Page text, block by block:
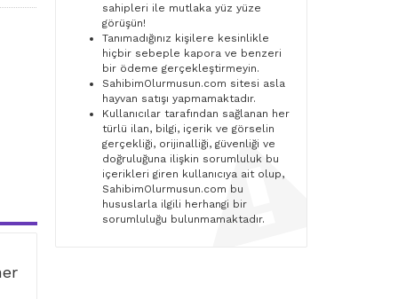
sahipleri ile mutlaka yüz yüze
görüşün!
Tanımadığınız kişilere kesinlikle
hiçbir sebeple kapora ve benzeri
bir ödeme gerçekleştirmeyin.
SahibimOlurmusun.com sitesi asla
hayvan satışı yapmamaktadır.
Kullanıcılar tarafından sağlanan her
türlü ilan, bilgi, içerik ve görselin
gerçekliği, orijinalliği, güvenliği ve
doğruluğuna ilişkin sorumluluk bu
içerikleri giren kullanıcıya ait olup,
SahibimOlurmusun.com bu
hususlarla ilgili herhangi bir
sorumluluğu bulunmamaktadır.